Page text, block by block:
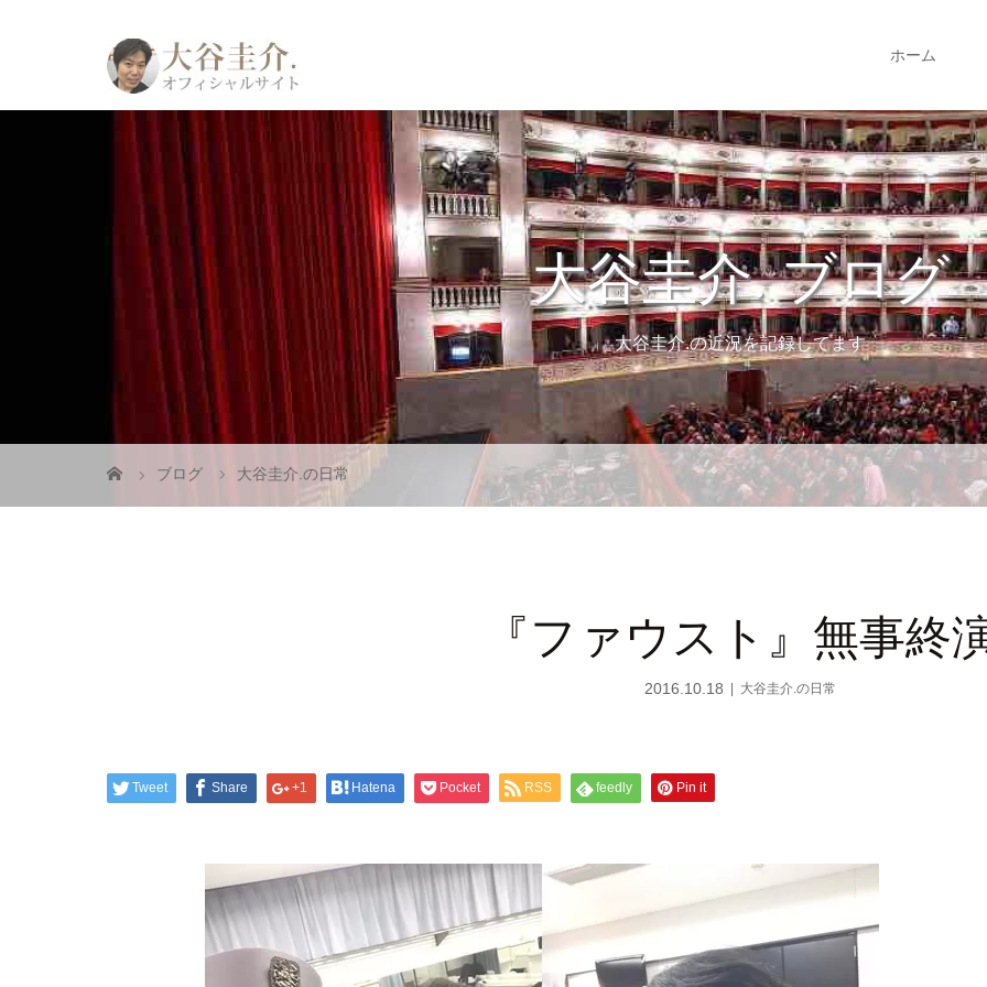
ホーム
大谷圭介. ブログ
大谷圭介.の近況を記録してます
ブログ 大谷圭介.の日常
『ファウスト』無事終
2016.10.18 大谷圭介.の日常
Tweet Share +1 Hatena Pocket RSS feedly Pin it